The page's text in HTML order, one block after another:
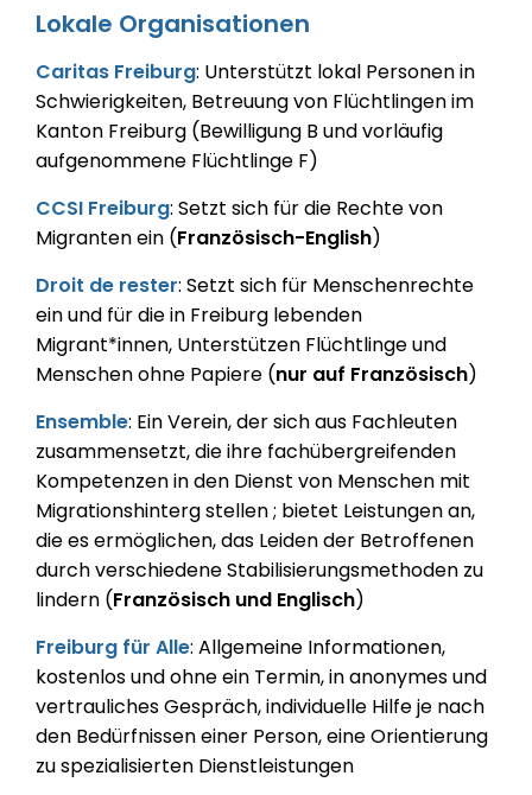
Lokale Organisationen
Caritas Freiburg: Unterstützt lokal Personen in
Schwierigkeiten, Betreuung von Flüchtlingen im
Kanton Freiburg (Bewilligung B und vorläufig
aufgenommene Flüchtlinge F)
CCSI Freiburg: Setzt sich für die Rechte von
Migranten ein (Französisch-English)
Droit de rester: Setzt sich für Menschenrechte
ein und für die in Freiburg lebenden
Migrant*innen, Unterstützen Flüchtlinge und
Menschen ohne Papiere (nur auf Französisch)
Ensemble: Ein Verein, der sich aus Fachleuten
zusammensetzt, die ihre fachübergreifenden
Kompetenzen in den Dienst von Menschen mit
Migrationshinterg stellen ; bietet Leistungen an,
die es ermöglichen, das Leiden der Betroffenen
durch verschiedene Stabilisierungsmethoden zu
lindern (Französisch und Englisch)
Freiburg für Alle: Allgemeine Informationen,
kostenlos und ohne ein Termin, in anonymes und
vertrauliches Gespräch, individuelle Hilfe je nach
den Bedürfnissen einer Person, eine Orientierung
zu spezialisierten Dienstleistungen